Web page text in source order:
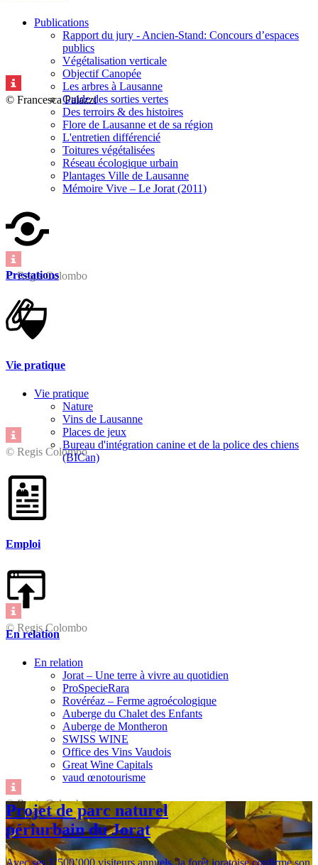
© Francesca Palazzi
© Regis Colombo
© Regis Colombo
© Regis Colombo
© Regis Colombo
Publications
Rapport du jury - Ancien-Stand: Concours d’espaces
publics
Végétalisation verticale
Objectif Canopée
Les arbres à Lausanne
Guide des sorties vertes
Des terroirs & des histoires
Flore de Lausanne et de sa région
L'entretien différencié
Toitures végétalisées
Réseau écologique urbain
Plantages Ville de Lausanne
Mémoire Vive – Le Jorat (2011)
Prestations
Vie pratique
Vie pratique
Nature
Vins de Lausanne
Places de jeux
Bureau d'intégration canine et de la police des chiens
(BICan)
Emploi
En relation
En relation
Jorat – Une terre à vivre au quotidien
ProSpecieRara
Rovéréaz – Ferme agroécologique
Auberge du Chalet des Enfants
Auberge de Montheron
SWISS WINE
Office des Vins Vaudois
Great Wine Capitals
vaud œnotourisme
Projet de parc naturel
périurbain du Jorat
Avec ses 1’500’000 visiteurs annuels, la forêt joratoise confirme son